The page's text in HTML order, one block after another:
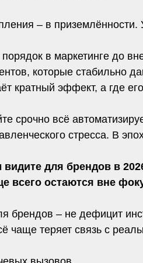
– в приземлённости.
в маркетинге до
которые стабильно
кратный эффект, а где
срочно всё
стресса. В
для брендов в
всего остаются вне
брендов – не дефицит
чаще теряет связь с